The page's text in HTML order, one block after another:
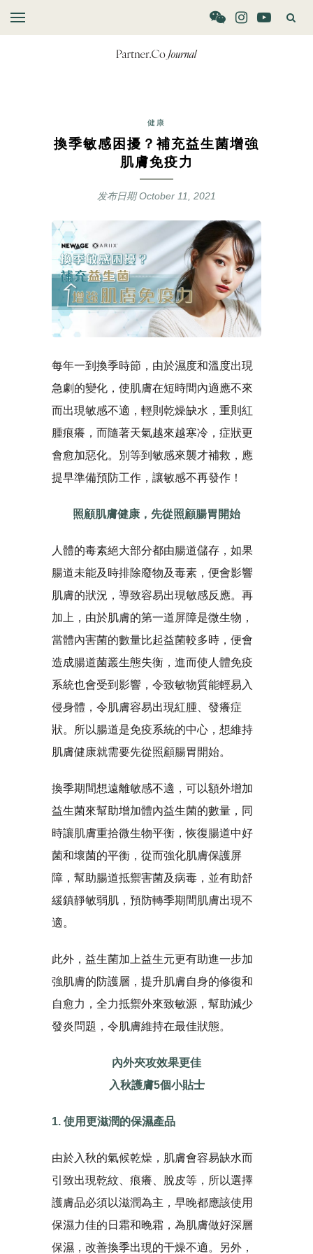
健康
換季敏感困擾？補充益生菌增強
肌膚免疫力
发布日期October 11, 2021
每年一到換季時節，由於濕度和溫度出現
急劇的變化，使肌膚在短時間內適應不來
而出現敏感不適，輕則乾燥缺水，重則紅
腫痕癢，而隨著天氣越來越寒冷，症狀更
會愈加惡化。別等到敏感來襲才補救，應
提早準備預防工作，讓敏感不再發作！
照顧肌膚健康，先從照顧腸胃開始
人體的毒素絕大部分都由腸道儲存，如果
腸道未能及時排除廢物及毒素，便會影響
肌膚的狀況，導致容易出現敏感反應。再
加上，由於肌膚的第一道屏障是微生物，
當體內害菌的數量比起益菌較多時，便會
造成腸道菌叢生態失衡，進而使人體免疫
系統也會受到影響，令致敏物質能輕易入
侵身體，令肌膚容易出現紅腫、發癢症
狀。所以腸道是免疫系統的中心，想維持
肌膚健康就需要先從照顧腸胃開始。
換季期間想遠離敏感不適，可以額外增加
益生菌來幫助增加體內益生菌的數量，同
時讓肌膚重拾微生物平衡，恢復腸道中好
菌和壞菌的平衡，從而強化肌膚保護屏
障，幫助腸道抵禦害菌及病毒，並有助舒
緩鎮靜敏弱肌，預防轉季期間肌膚出現不
適。
此外，益生菌加上益生元更有助進一步加
強肌膚的防護層，提升肌膚自身的修復和
自愈力，全力抵禦外來致敏源，幫助減少
發炎問題，令肌膚維持在最佳狀態。
內外夾攻效果更佳
入秋護膚5個小貼士
1. 使用更滋潤的保濕產品
由於入秋的氣候乾燥，肌膚會容易缺水而
引致出現乾紋、痕癢、脫皮等，所以選擇
護膚品必須以滋潤為主，早晚都應該使用
保濕力佳的日霜和晚霜，為肌膚做好深層
保濕，改善換季出現的干燥不適。另外，